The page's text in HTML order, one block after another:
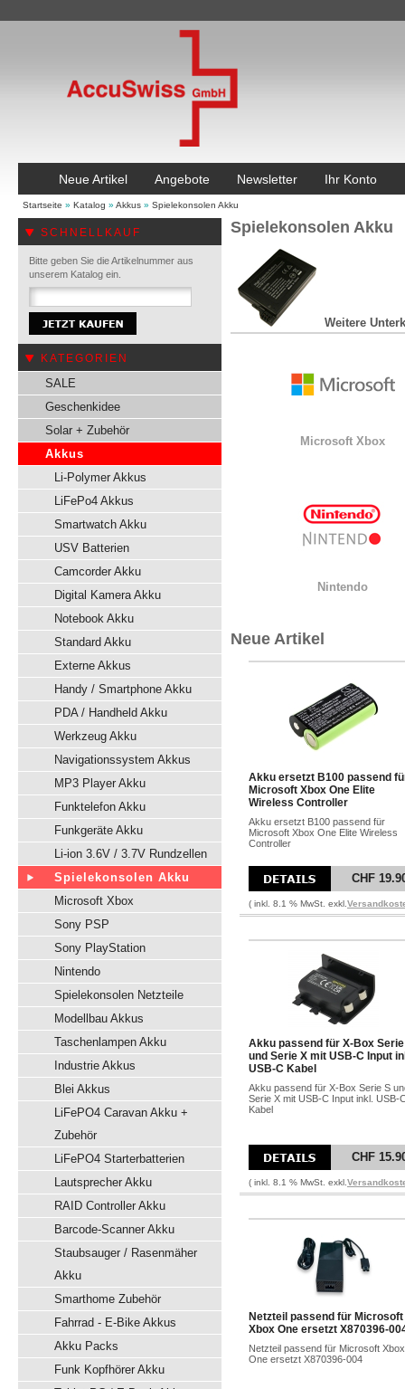
Neue Artikel Angebote Newsletter Ihr Konto
Startseite » Katalog » Akkus » Spielekonsolen Akku
SCHNELLKAUF
Bitte geben Sie die Artikelnummer aus
unserem Katalog ein.
KATEGORIEN
SALE
Geschenkidee
Solar + Zubehör
Akkus
Li-Polymer Akkus
LiFePo4 Akkus
Smartwatch Akku
USV Batterien
Camcorder Akku
Digital Kamera Akku
Notebook Akku
Standard Akku
Externe Akkus
Handy / Smartphone Akku
PDA / Handheld Akku
Werkzeug Akku
Navigationssystem Akkus
MP3 Player Akku
Funktelefon Akku
Funkgeräte Akku
Li-ion 3.6V / 3.7V Rundzellen
Spielekonsolen Akku
Microsoft Xbox
Sony PSP
Sony PlayStation
Nintendo
Spielekonsolen Netzteile
Modellbau Akkus
Taschenlampen Akku
Industrie Akkus
Blei Akkus
LiFePO4 Caravan Akku +
Zubehör
LiFePO4 Starterbatterien
Lautsprecher Akku
RAID Controller Akku
Barcode-Scanner Akku
Staubsauger / Rasenmäher
Akku
Smarthome Zubehör
Fahrrad - E-Bike Akkus
Akku Packs
Funk Kopfhörer Akku
Spielekonsolen Akku
Weitere
Microsoft Xbox
Nintendo
Neue Artikel
Akku ersetzt B100 passend
Microsoft Xbox One Elite
Wireless Controller
Akku ersetzt B100 passend für
Microsoft Xbox One Elite Wireless
Controller
CHF
( inkl. 8.1 % MwSt. exkl.
Akku passend für X-Box Serie
und Serie X mit USB-C Input
USB-C Kabel
Akku passend für X-Box Serie S
Serie X mit USB-C Input inkl. USB-
Kabel
CHF
( inkl. 8.1 % MwSt. exkl.
Netzteil passend für Microsoft
Xbox One ersetzt X870396-
Netzteil passend für Microsoft Xbox
One ersetzt X870396-004